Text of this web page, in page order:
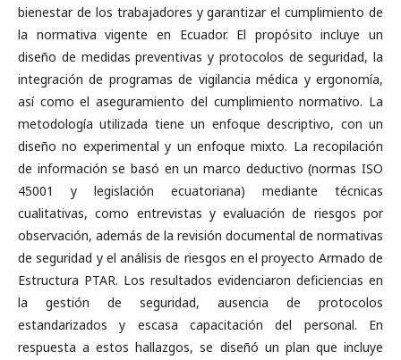
bienestar de los trabajadores y garantizar el cumplimiento de
la normativa vigente en Ecuador. El propósito incluye un
diseño de medidas preventivas y protocolos de seguridad, la
integración de programas de vigilancia médica y ergonomía,
así como el aseguramiento del cumplimiento normativo. La
metodología utilizada tiene un enfoque descriptivo, con un
diseño no experimental y un enfoque mixto. La recopilación
de información se basó en un marco deductivo (normas ISO
45001 y legislación ecuatoriana) mediante técnicas
cualitativas, como entrevistas y evaluación de riesgos por
observación, además de la revisión documental de normativas
de seguridad y el análisis de riesgos en el proyecto Armado de
Estructura PTAR. Los resultados evidenciaron deficiencias en
la gestión de seguridad, ausencia de protocolos
estandarizados y escasa capacitación del personal. En
respuesta a estos hallazgos, se diseñó un plan que incluye